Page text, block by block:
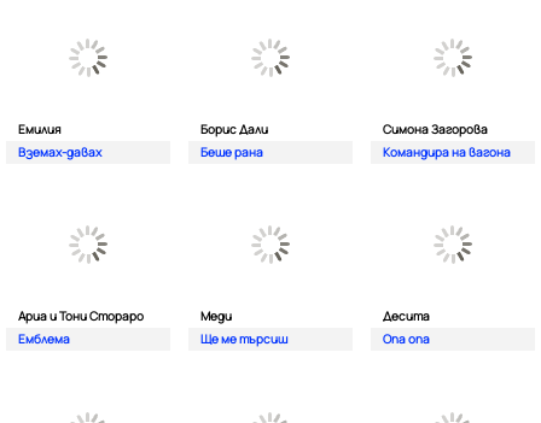
Емилия
Вземах-давах
Борис Дали
Беше рана
Симона Загорова
Командира на вагона
Ариа и Тони Стораро
Емблема
Меди
Ще ме търсиш
Десита
Опа опа